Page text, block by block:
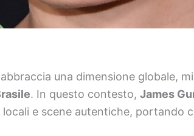
abbraccia una dimensione globale,
. In questo contesto, James
e scene autentiche, portando